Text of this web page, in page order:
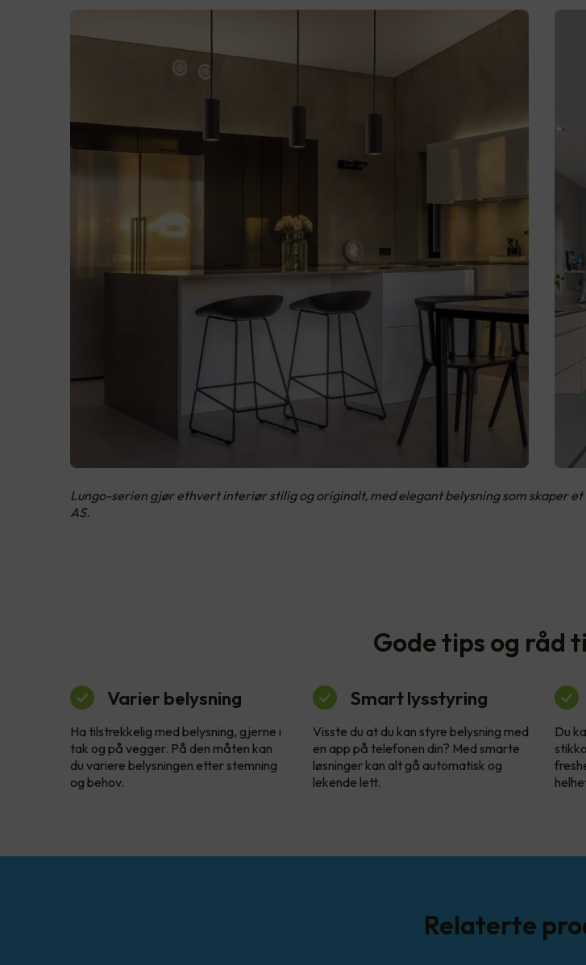
Lungo-serien gjør ethvert interiør stilig og originalt, med elegant belysning som skaper
AS.
Gode tips og råd
Varier belysning
Ha tilstrekkelig med belysning, gjerne i
tak og på vegger. På den måten kan
du variere belysningen etter stemning
og behov.
Smart lysstyring
Visste du at du kan styre belysning med
en app på telefonen din? Med smarte
løsninger kan alt gå automatisk og
lekende lett.
Du
Relaterte